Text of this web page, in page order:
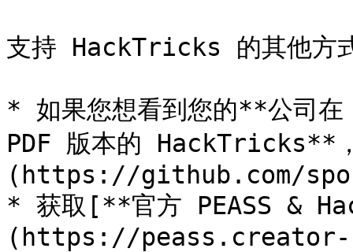
支持 HackTricks 的其他方
* 如果您想看到您的**公司
PDF 版本的 HackTricks**
(https://github.com/
* 获取[**官方 PEASS &
(https://peass.creator-